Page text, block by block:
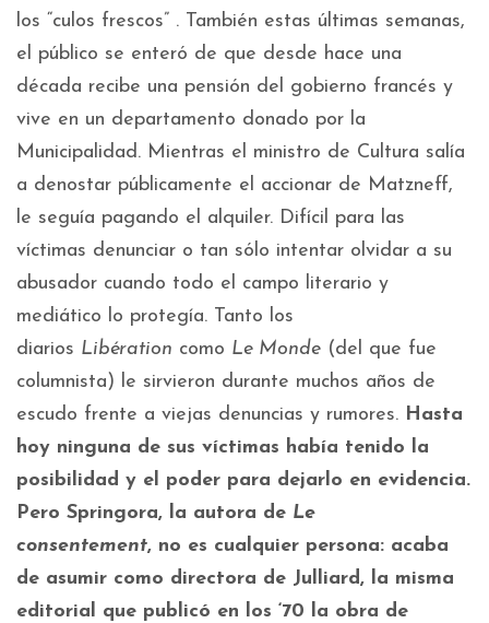
los “culos frescos” . También estas últimas semanas,
el público se enteró de que desde hace una
década recibe una pensión del gobierno francés y
vive en un departamento donado por la
Municipalidad. Mientras el ministro de Cultura salía
a denostar públicamente el accionar de Matzneff,
le seguía pagando el alquiler. Difícil para las
víctimas denunciar o tan sólo intentar olvidar a su
abusador cuando todo el campo literario y
mediático lo protegía. Tanto los
diarios Libération como Le Monde (del que fue
columnista) le sirvieron durante muchos años de
escudo frente a viejas denuncias y rumores. Hasta
hoy ninguna de sus víctimas había tenido la
posibilidad y el poder para dejarlo en evidencia.
Pero Springora, la autora de Le
consentement, no es cualquier persona: acaba
de asumir como directora de Julliard, la misma
editorial que publicó en los ‘70 la obra de